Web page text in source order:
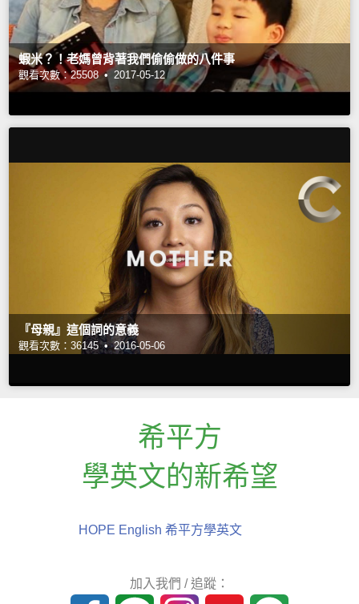
蝦米？！老媽曾背著我們偷偷做的八件事
觀看次數：25508 • 2017-05-12
『母親』這個詞的意義
觀看次數：36145 • 2016-05-06
希平方
學英文的新希望
HOPE English 希平方學英文
加入我們 / 追蹤：